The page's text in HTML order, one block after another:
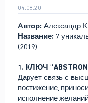
04.08.20
Автор: Александр
Название: 7
(2019)
1. КЛЮЧ
Дарует связь с
постижение,
исполнение